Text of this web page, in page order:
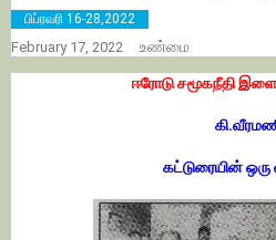
பிப்ரவரி 16-28,2022
February 17, 2022 உண்மை
ஈரோடு சமூகநீதி
கட்டுரையின் ஒரு